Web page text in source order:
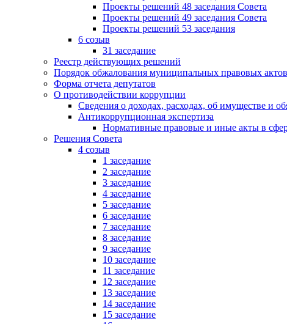
Проекты решений 48 заседания Совета
Проекты решений 49 заседания Совета
Проекты решений 53 заседания
6 созыв
31 заседание
Реестр действующих решений
Порядок обжалования муниципальных правовых актов
Форма отчета депутатов
О противодействии коррупции
Сведения о доходах, расходах, об имуществе и
Антикоррупционная экспертиза
Нормативные правовые и иные акты в
Решения Совета
4 созыв
1 заседание
2 заседание
3 заседание
4 заседание
5 заседание
6 заседание
7 заседание
8 заседание
9 заседание
10 заседание
11 заседание
12 заседание
13 заседание
14 заседание
15 заседание